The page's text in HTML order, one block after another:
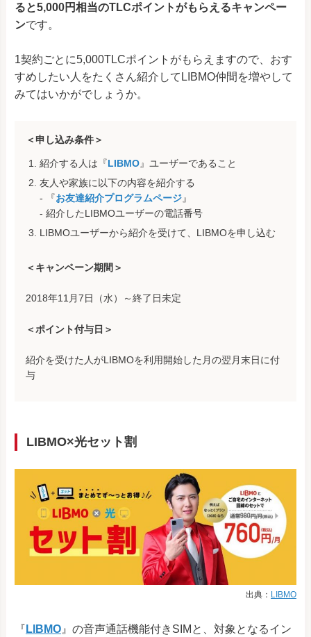
ると5,000円相当のTLCポイントがもらえるキャンペー
ンです。
1契約ごとに5,000TLCポイントがもらえますので、おす
すめしたい人をたくさん紹介してLIBMO仲間を増やして
みてはいかがでしょうか。
＜申し込み条件＞
紹介する人は『LIBMO』ユーザーであること
友人や家族に以下の内容を紹介する
- 『お友達紹介プログラムページ』
- 紹介したLIBMOユーザーの電話番号
LIBMOユーザーから紹介を受けて、LIBMOを申し込む
＜キャンペーン期間＞
2018年11月7日（水）～終了日未定
＜ポイント付与日＞
紹介を受けた人がLIBMOを利用開始した月の翌月末日に付
与
LIBMO×光セット割
出典： LIBMO
『 LIBMO 』の音声通話機能付きSIMと、対象となるイン